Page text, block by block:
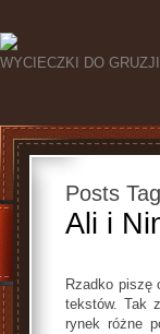
WYCIECZKI DO
Posts
Ali i
Rzadko piszę
tekstów. Tak
rynek różne